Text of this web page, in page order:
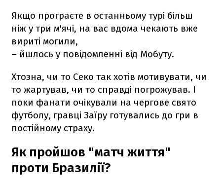
Якщо програєте в останньому турі більш
ніж у три м'ячі, на вас вдома чекають вже
вириті могили,
– йшлось у повідомленні від Мобуту.
Хтозна, чи то Секо так хотів мотивувати, чи
то жартував, чи то справді погрожував. І
поки фанати очікували на чергове свято
футболу, гравці Заїру готувались до гри в
постійному страху.
Як пройшов "матч життя"
проти Бразилії?